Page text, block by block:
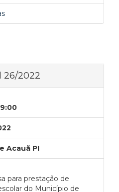
26/2022
Acauã PI
para prestação de
do Município de